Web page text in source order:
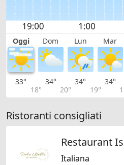
Oggi Dom Lun Mar
33°
18°
34°
20°
34°
19°
34°
Ristoranti consigliati
Restaurant
Italiana